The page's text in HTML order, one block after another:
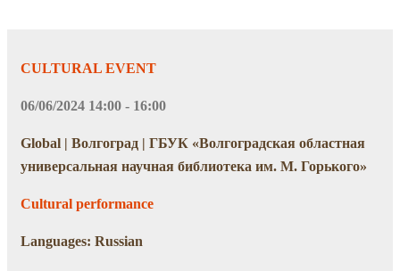
CULTURAL EVENT
06/06/2024 14:00 - 16:00
Global | Волгоград | ГБУК «Волгоградская областная
универсальная научная библиотека им. М. Горького»
Cultural performance
Languages: Russian